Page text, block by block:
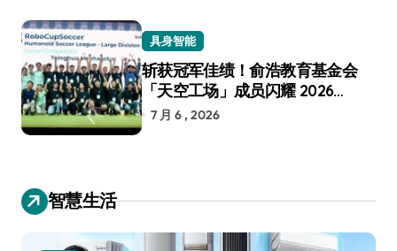
具身智能
斩获冠军佳绩！俞浩教育基金会
「天空工场」成员闪耀 2026
RoboCup 机器人世界杯
7 月 6 , 2026
智慧生活